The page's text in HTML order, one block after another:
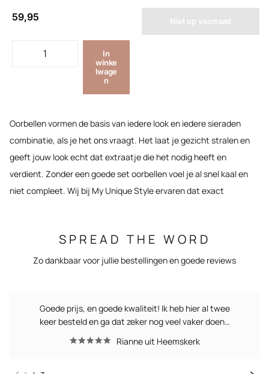
59,95
In
winke
lwage
n
Niet op voorraad
Oorbellen vormen de basis van iedere look en iedere sieraden
combinatie, als je het ons vraagt. Het laat je gezicht stralen en
geeft jouw look echt dat extraatje die het nodig heeft en
verdient. Zonder een goede set oorbellen voel je al snel kaal en
niet compleet. Wij bij My Unique Style ervaren dat exact
weten dat één subtiel gaatje tegenwoordig weinig meer aan de
orde is. Overal zien we rijk gevulde earcandy en uiteraard willen
Nieuwste trend:
oorringen met
SPREAD THE WORD
Zo dankbaar voor jullie bestellingen en goede reviews
Goede prijs, en goede kwaliteit! Ik heb hier al twee
keer besteld en ga dat zeker nog veel vaker doen…
Rianne uit Heemskerk